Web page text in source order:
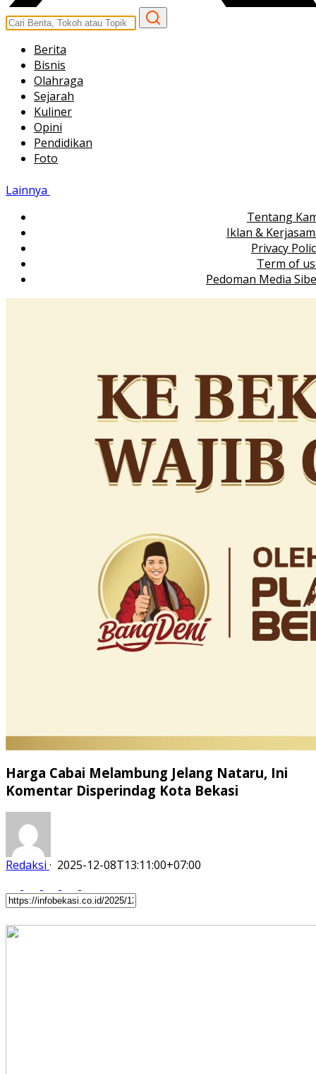
Berita
Bisnis
Olahraga
Sejarah
Kuliner
Opini
Pendidikan
Foto
Lainnya
Tentang
Iklan &
Privacy
Term of
Pedoman Media
Harga Cabai Melambung Jelang Nataru, Ini
Komentar Disperindag Kota Bekasi
Redaksi · 2025-12-08T13:11:00+07:00